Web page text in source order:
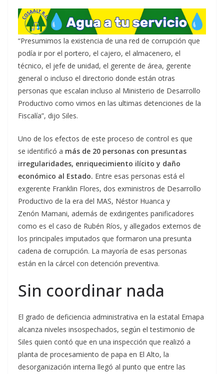
“Presumimos la existencia de una red de corrupción que
podía ir por el portero, el cajero, el almacenero, el
técnico, el jefe de unidad, el gerente de área, gerente
general o incluso el directorio donde están otras
personas que escalan incluso al Ministerio de Desarrollo
Productivo como vimos en las ultimas detenciones de la
Fiscalía”, dijo Siles.
Uno de los efectos de este proceso de control es que
se identificó a más de 20 personas con presuntas
irregularidades, enriquecimiento ilícito y daño
económico al Estado. Entre esas personas está el
exgerente Franklin Flores, dos exministros de Desarrollo
Productivo de la era del MAS, Néstor Huanca y
Zenón Mamani, además de exdirigentes panificadores
como es el caso de Rubén Ríos, y allegados externos de
los principales imputados que formaron una presunta
cadena de corrupción. La mayoría de esas personas
están en la cárcel con detención preventiva.
Sin coordinar nada
El grado de deficiencia administrativa en la estatal Emapa
alcanza niveles insospechados, según el testimonio de
Siles quien contó que en una inspección que realizó a
planta de procesamiento de papa en El Alto, la
desorganización interna llegó al punto que entre las